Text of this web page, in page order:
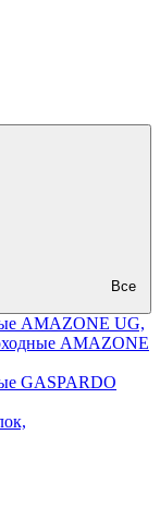
Все
AMAZONE UG,
AMAZONE
GASPARDO